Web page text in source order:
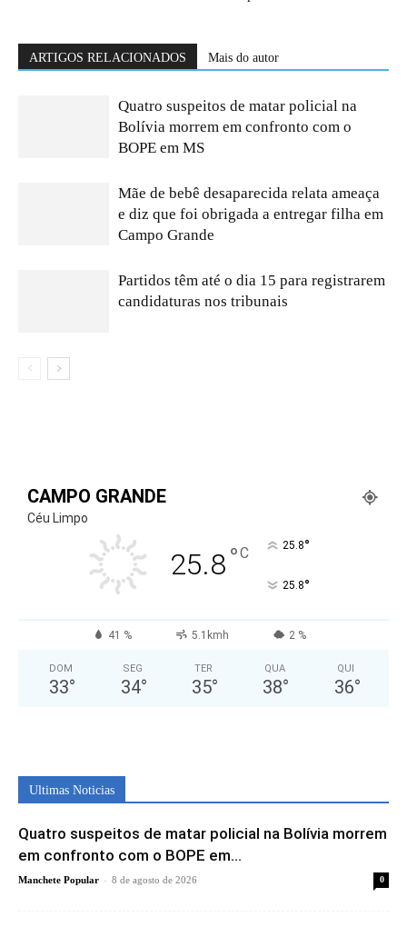
ARTIGOS RELACIONADOS Mais do autor
Quatro suspeitos de matar policial na
Bolívia morrem em confronto com o
BOPE em MS
Mãe de bebê desaparecida relata ameaça
e diz que foi obrigada a entregar filha em
Campo Grande
Partidos têm até o dia 15 para registrarem
candidaturas nos tribunais
CAMPO GRANDE
Céu Limpo
25.8°C 25.8°
25.8°
41 % 5.1kmh 2 %
DOM
33°
SEG
34°
TER
35°
QUA
38°
QUI
36°
Ultimas Noticias
Quatro suspeitos de matar policial na Bolívia morrem
em confronto com o BOPE em...
Manchete Popular - 8 de agosto de 2026 0